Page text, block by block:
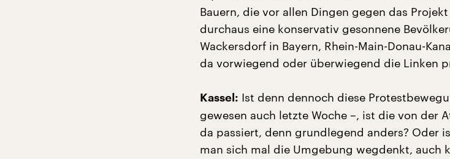
Bauern, die vor allen Dingen gegen das
durchaus eine konservativ gesonnene
Wackersdorf in Bayern, Rhein-Main-Donau-
da vorwiegend oder überwiegend die Linken
Kassel: Ist denn dennoch diese
gewesen auch letzte Woche –, ist die von der
da passiert, denn grundlegend anders? Oder
man sich mal die Umgebung wegdenkt, auch